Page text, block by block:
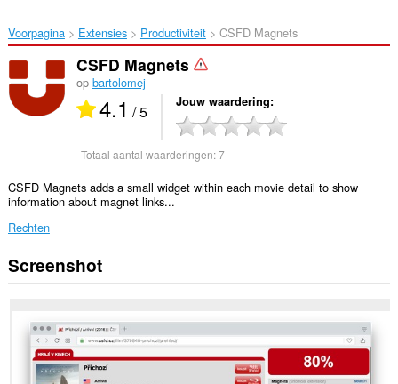
Voorpagina Extensies Productiviteit CSFD Magnets‎
CSFD Magnets
op bartolomej
4.1 / 5 Jouw waardering
Totaal aantal waarderingen:7
CSFD Magnets adds a small widget within each movie detail to show
information about magnet links...
Rechten
Deze
extensie
krijgen
gegevens
Screenshot